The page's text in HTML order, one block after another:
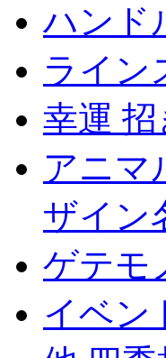
ハンド
ライン
幸運 招
アニマ
ザイン
ゲテモ
イベン